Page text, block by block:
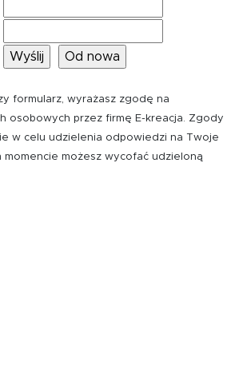
formularz, wyrażasz zgodę na
osobowych przez firmę E-kreacja. Zgody
w celu udzielenia odpowiedzi na Twoje
momencie możesz wycofać udzieloną